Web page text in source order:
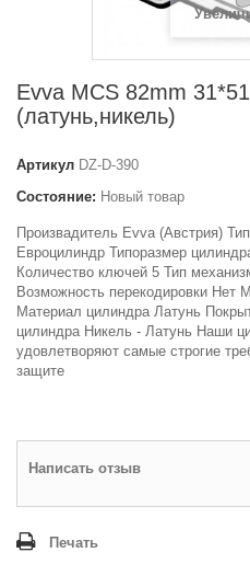
Evva MCS 82mm
(латунь,никель)
Артикул DZ-D-390
Состояние: Новый товар
Произвадитель Evva (Австрия)
Евроцилиндр Типоразмер
Количество ключей 5 Тип
Возможность перекодировки Нет
Материал цилиндра Латунь
цилиндра Никель - Латунь Наши
удовлетворяют самые строгие
защите
Написать отзыв
Печать